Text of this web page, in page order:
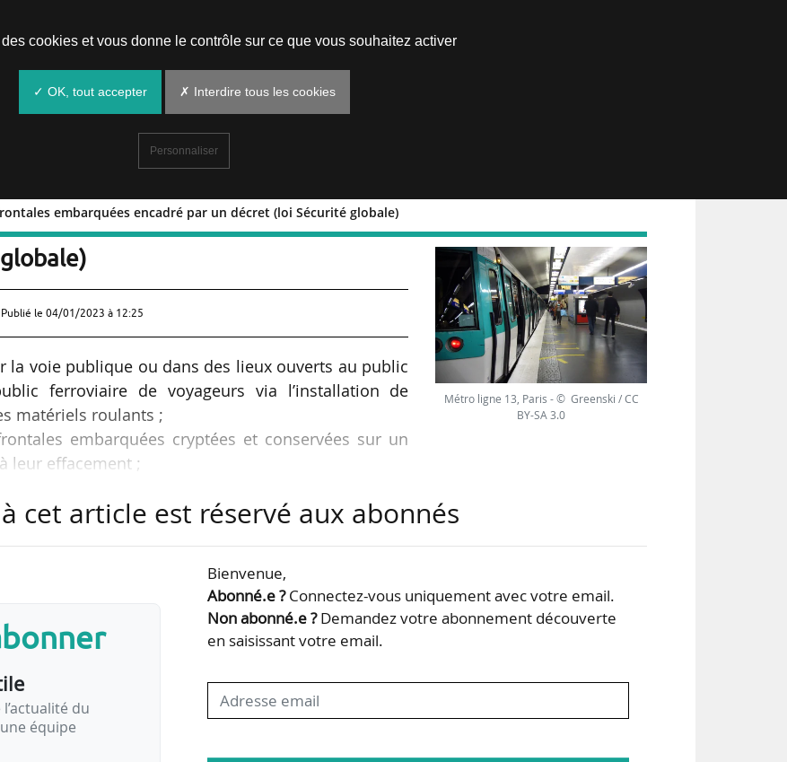
embarquées encadré par un décret (loi Sécurité globale)
frontales embarquées encadré
le 04/01/2023 à 12:25
la voie publique ou dans des lieux ouverts au public
ferroviaire de voyageurs via l’installation de
matériels roulants ;
embarquées cryptées et conservées sur un
leur effacement ;
afin de procéder à l’extraction des données
Métro ligne 13, Paris - © Greenski / CC
BY-SA 3.0
à cet article est réservé aux abonnés
du
équipe
Bienvenue,
Abonné.e ?Connectez-vous uniquement avec votre email.
Non abonné.e ?Demandez votre abonnement découverte
en saisissant votre email.
cookies et vous donne le contrôle sur ce que vous souhaitez activer
✓ OK, tout accepter ✗ Interdire tous les cookies
Personnaliser